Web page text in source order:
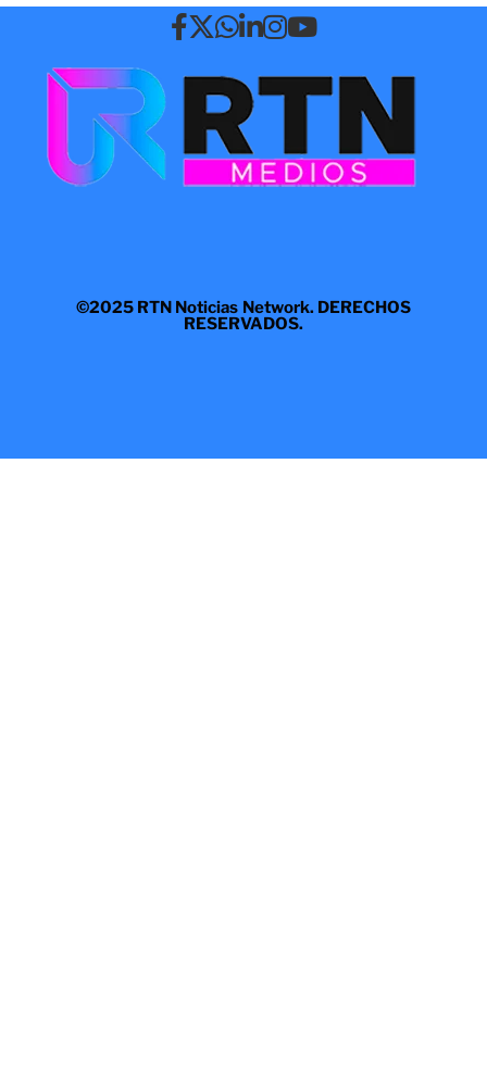
©2025 RTN Noticias Network. DERECHOS
RESERVADOS.